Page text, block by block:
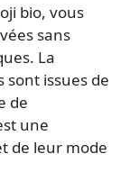
bio, vous
sans
La
issues de
de
une
de leur mode